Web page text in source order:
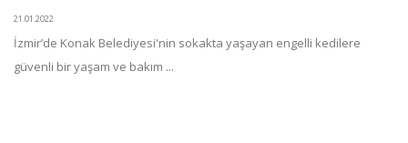
21.01.2022
İzmir’de Konak Belediyesi'nin sokakta yaşayan engelli kedilere
güvenli bir yaşam ve bakım ...